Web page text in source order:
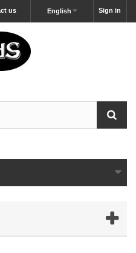
Sign in
English
us